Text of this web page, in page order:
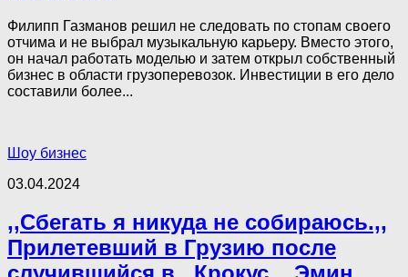
Филипп Газманов решил не следовать по стопам своего
отчима и не выбрал музыкальную карьеру. Вместо этого,
он начал работать моделью и затем открыл собственный
бизнес в области грузоперевозок. Инвестиции в его дело
составили более...
Шоу бизнес
03.04.2024
,,Сбегать я никуда не собираюсь.,,
Прилетевший в Грузию после